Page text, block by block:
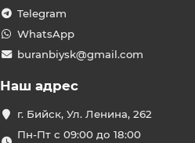
Telegram
WhatsApp
buranbiysk@gmail.com
Наш адрес
г. Бийск, Ул. Ленина, 262
Пн-Пт с 09:00 до 18:00